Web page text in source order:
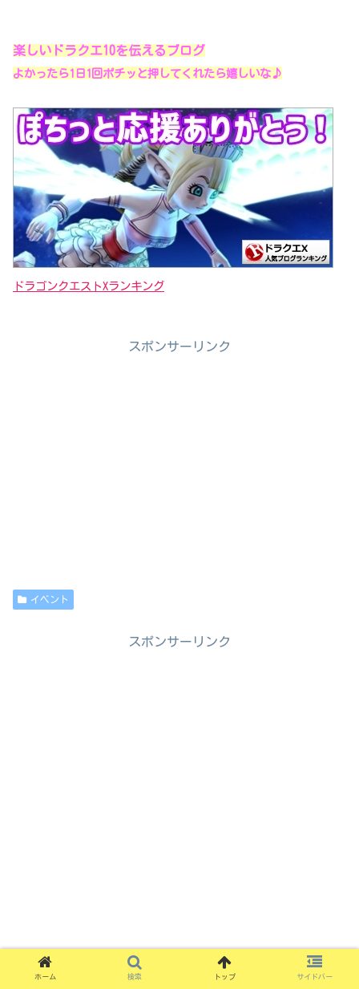
楽しいドラクエ10を伝えるブログ
よかったら1日1回ポチッと押してくれたら嬉しいな♪
ドラゴンクエストXランキング
スポンサーリンク
イベント
スポンサーリンク
ホーム 検索 トップ サイドバー